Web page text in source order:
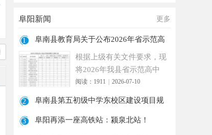
阜阳新闻 更多
1
阜南县教育局关于公布2026年省示范高
中指标
根据上级有关文件要求，现
将2026年我县省示范高中
指标到校生分配计划公布如
阅读：1911 2026-07-10
2
阜南县第五初级中学东校区建设项目规
3
阜阳再添一座高铁站：颍泉北站！